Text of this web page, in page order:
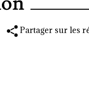
Partager sur les